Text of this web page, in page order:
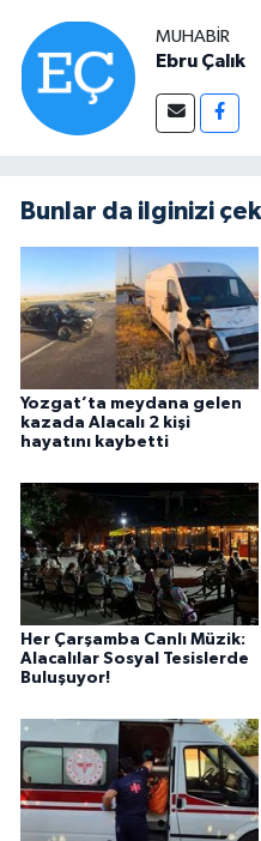
MUHABIR
Ebru Çalık
Bunlar da ilginizi
Yozgat’ta meydana gelen
kazada Alacalı 2 kişi
hayatını kaybetti
Her Çarşamba Canlı Müzik:
Alacalılar Sosyal Tesislerde
Buluşuyor!